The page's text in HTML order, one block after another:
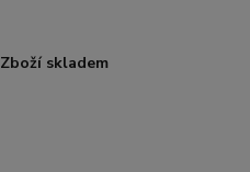
Zboží skladem